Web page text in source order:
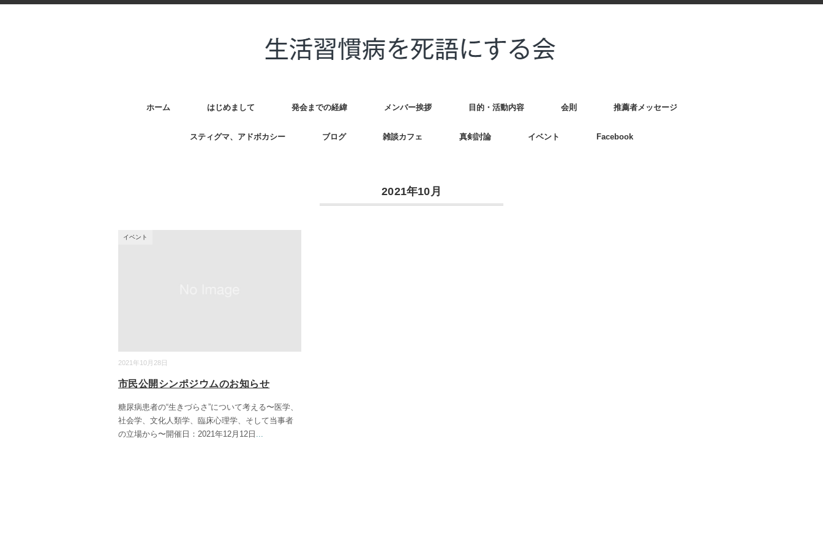
ホーム はじめまして 発会までの経緯 メンバー挨拶 目的・活動内容 会則 推薦者メッセージ
スティグマ、アドボカシー ブログ 雑談カフェ 真剣討論 イベント Facebook
2021年10月
2021年10月28日
イベント
市民公開シンポジウムのお知らせ
糖尿病患者の“生きづらさ”について考える〜医学、
社会学、文化人類学、臨床心理学、そして当事者
の立場から〜開催日：2021年12月12日 ...